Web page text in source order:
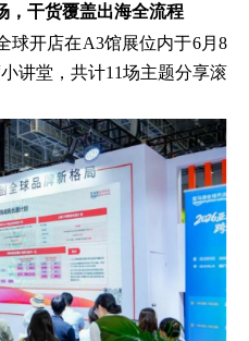
，干货覆盖出海全流程
球开店在A3馆展位内于6月8
讲堂，共计11场主题分享滚